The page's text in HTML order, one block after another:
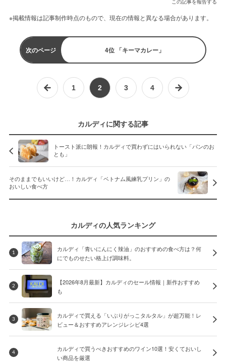
この記事を報告する
※掲載情報は記事制作時点のもので、現在の情報と異なる場合があります。
次のページ 4位 「キーマカレー」
1 2 3 4
カルディに関する記事
トースト派に朗報！カルディで買わずにはいられない「パンのお
とも」
そのままでもいいけど…！カルディ「ベトナム風練乳プリン」の
おいしい食べ方
カルディの人気ランキング
1
カルディ「青いにんにく辣油」のおすすめの食べ方は？何
にでものせたい格上げ調味料。
2
【2026年8月最新】カルディのセール情報｜新作おすすめ
も
3
カルディで買える「いぶりがっこタルタル」が超万能！レ
ビュー＆おすすめアレンジレシピ4選
4
カルディで買うべきおすすめのワイン10選！安くておいし
い商品を厳選